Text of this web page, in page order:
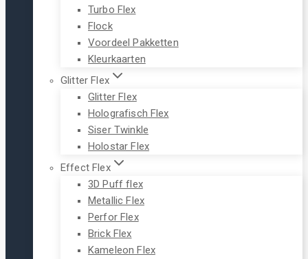
Turbo Flex
Flock
Voordeel Pakketten
Kleurkaarten
Glitter Flex
Glitter Flex
Holografisch Flex
Siser Twinkle
Holostar Flex
Effect Flex
3D Puff flex
Metallic Flex
Perfor Flex
Brick Flex
Kameleon Flex